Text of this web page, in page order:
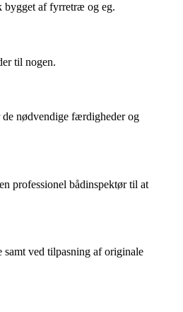
bygget af fyrretræ og eg.
til nogen.
nødvendige færdigheder og
professionel bådinspektør til at
samt ved tilpasning af originale